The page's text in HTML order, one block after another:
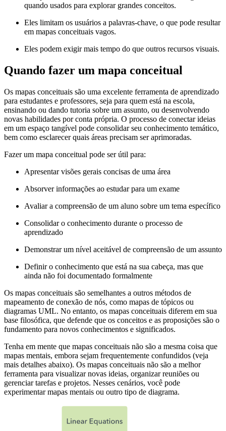
quando usados para explorar grandes conceitos.
Eles limitam os usuários a palavras-chave, o que pode resultar
em mapas conceituais vagos.
Eles podem exigir mais tempo do que outros recursos visuais.
Quando fazer um mapa conceitual
Os mapas conceituais são uma excelente ferramenta de aprendizado
para estudantes e professores, seja para quem está na escola,
ensinando ou dando tutoria sobre um assunto, ou desenvolvendo
novas habilidades por conta própria. O processo de conectar ideias
em um espaço tangível pode consolidar seu conhecimento temático,
bem como esclarecer quais áreas precisam ser aprimoradas.
Fazer um mapa conceitual pode ser útil para:
Apresentar visões gerais concisas de uma área
Absorver informações ao estudar para um exame
Avaliar a compreensão de um aluno sobre um tema específico
Consolidar o conhecimento durante o processo de
aprendizado
Demonstrar um nível aceitável de compreensão de um assunto
Definir o conhecimento que está na sua cabeça, mas que
ainda não foi documentado formalmente
Os mapas conceituais são semelhantes a outros métodos de
mapeamento de conexão de nós, como mapas de tópicos ou
diagramas UML. No entanto, os mapas conceituais diferem em sua
base filosófica, que defende que os conceitos e as proposições são o
fundamento para novos conhecimentos e significados.
Tenha em mente que mapas conceituais não são a mesma coisa que
mapas mentais, embora sejam frequentemente confundidos (veja
mais detalhes abaixo). Os mapas conceituais não são a melhor
ferramenta para visualizar novas ideias, organizar reuniões ou
gerenciar tarefas e projetos. Nesses cenários, você pode
experimentar mapas mentais ou outro tipo de diagrama.